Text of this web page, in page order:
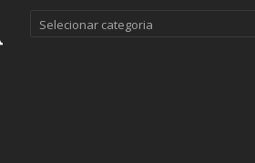
Categorias